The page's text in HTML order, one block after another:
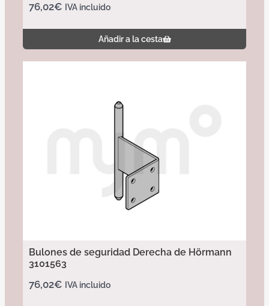
76,02€ IVA incluido
Añadir a la cesta
Bulones de seguridad Derecha de Hörmann
3101563
76,02€ IVA incluido